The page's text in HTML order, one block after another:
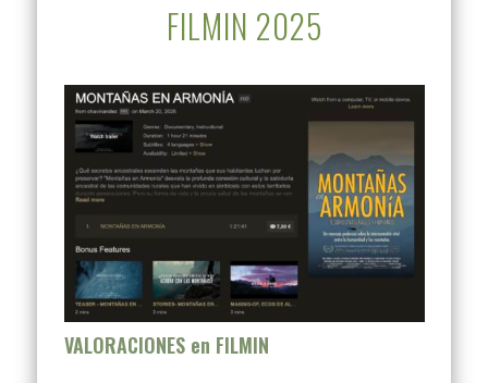
FILMIN 2025
VALORACIONES en FILMIN